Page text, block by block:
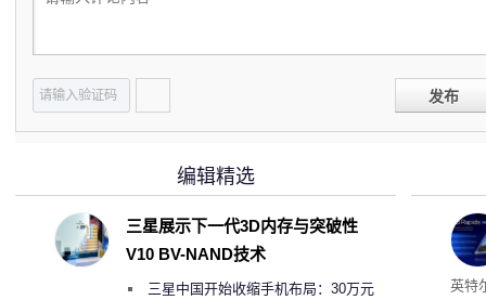
发布
256
英特
编辑精选
三星展示下一代3D内存与突破性
V10 BV-NAND技术
三星中国开始收缩手机布局：30万元